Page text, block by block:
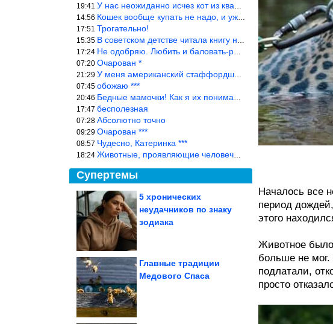
19:41 У нас неожиданно исчез кот из квартиры, мы с мужем искали повсюд
14:56 Кошек вообще купать не надо, и уж тем более, еженедельно, как лю
17:51 Трогательно!
15:35 В советском детстве читала книгу не то «Серая сова», не то ещё к
17:24 Не одобряю. Любить и баловать-разные вещи. Хоть детей, хоть коше
07:20 Очарован *
21:29 У меня американский стаффордширский терьер, ей 4,5 года, но ни р
07:45 обожаю ***
20:46 Бедные мамочки! Как я их понимаю…
17:47 бесполезная
07:28 Абсолютно точно
09:29 Очарован ***
08:57 Чудесно, Катеринка ***
18:24 Животные, проявляющие человеческие чувства, на фоне озверевших д
Супертемы
Как найти своего врача
операции. Без...
5 хронических
неудачников по знаку
зодиака
Необычные советы по
Главные традиции
Медового Спаса
Началось все
период
этого
Животное
больше не
подлатали,
просто